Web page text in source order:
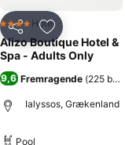
Del Føj til
4 StjernerHotel
Alizo Boutique Hotel &
Spa - Adults Only
9,6 Fremragende (225
Ialyssos, Grækenland
Pool